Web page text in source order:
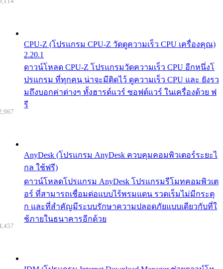
CPU-Z (โปรแกรม CPU-Z วัดดูความเร็ว CPU เครื่องคุณ)
2.20.1
ดาวน์โหลด CPU-Z โปรแกรมวัดความเร็ว CPU อีกหนึ่งโ
ปรแกรม ที่ทุกคน น่าจะมีติดไว้ ดูความเร็ว CPU และ ยังรว
มถึงบอกค่าต่างๆ ทั้งฮารด์แวร์ ซอฟต์แวร์ ในเครื่องด้วย ฟ
รี
AnyDesk (โปรแกรม AnyDesk ควบคุมคอมพิวเตอร์ระยะไ
กล ใช้ฟรี)
ดาวน์โหลดโปรแกรม AnyDesk โปรแกรมรีโมทคอมพิวเต
อร์ ที่สามารถเชื่อมต่อแบบไร้พรมแดน รวดเร็มไม่มีกระตุ
ก และที่สำคัญมีระบบรักษาความปลอดภัยแบบเดียวกับที่ใ
ช้ภายในธนาคารอีกด้วย